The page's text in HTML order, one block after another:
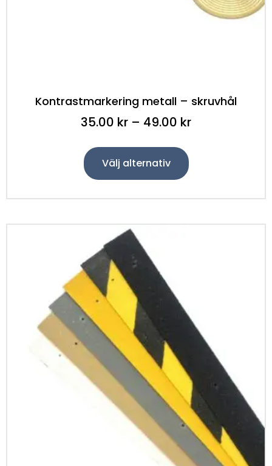
Kontrastmarkering metall – skruvhål
35.00 kr – 49.00 kr
Välj alternativ